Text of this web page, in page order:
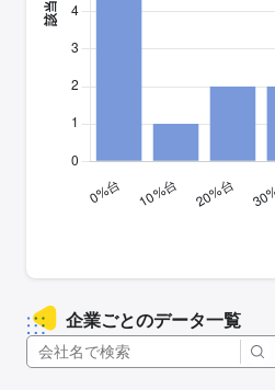
企業ごとのデータ一覧